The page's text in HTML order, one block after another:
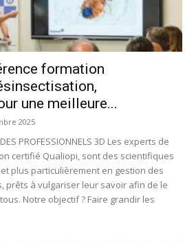
formation
une meilleure...
2025
PROFESSIONNELS 3D Les experts de
certifié Qualiopi, sont des scientifiques
plus particulièrement en gestion des
prêts à vulgariser leur savoir afin de le
Notre objectif ? Faire grandir les